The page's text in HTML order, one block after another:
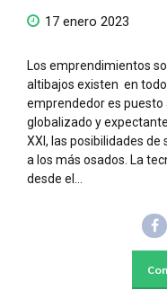
17 enero 2023
Los emprendimientos
altibajos existen en
emprendedor es puesto
globalizado y
XXI, las posibilidades
a los más osados. La
desde el...